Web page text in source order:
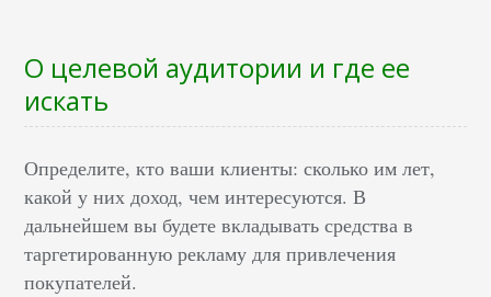
О целевой аудитории и где ее
искать
Определите, кто ваши клиенты: сколько им лет,
какой у них доход, чем интересуются. В
дальнейшем вы будете вкладывать средства в
таргетированную рекламу для привлечения
покупателей.